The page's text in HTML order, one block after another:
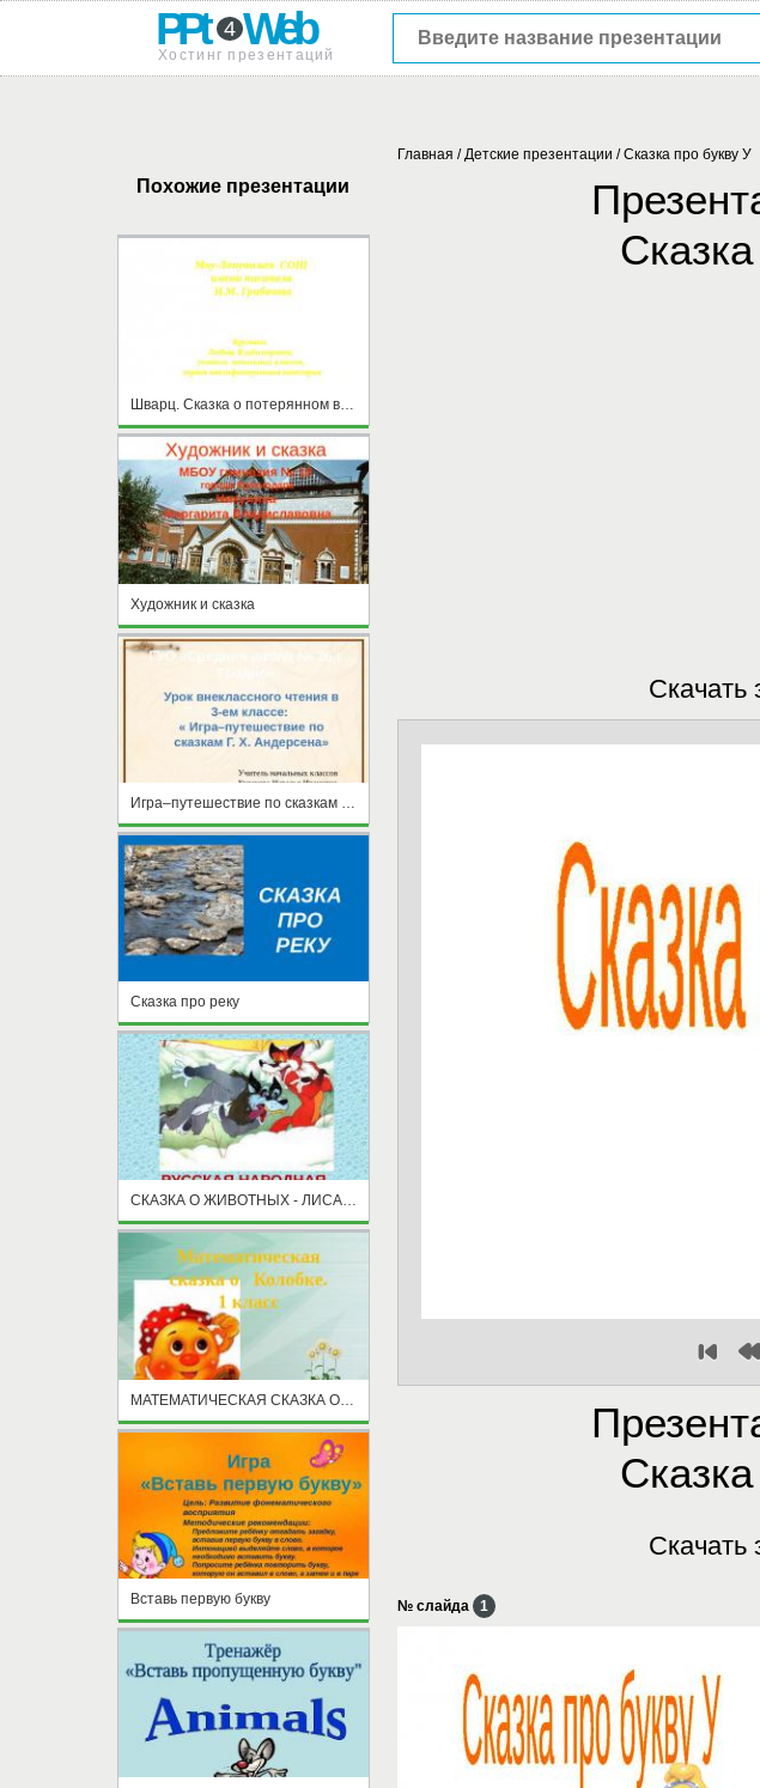
PPt 4 Web
Хостинг презентаций
Похожие презентации
Шварц. Сказка о потерянном времени
Художник и сказка
Сказка про реку
СКАЗКА О ЖИВОТНЫХ - ЛИСА И ВОЛК
Вставь первую букву
Главная /Детские презентации /Сказка про букву У
Скачать
Скачать
№ слайда 1